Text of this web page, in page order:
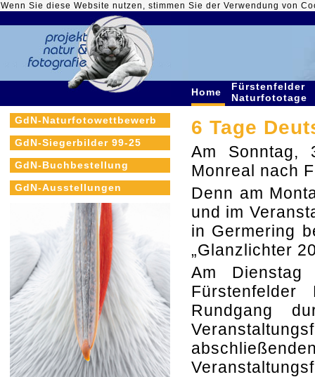
Wenn Sie diese Website nutzen, stimmen Sie der Verwendung von
Home
Fürstenfelder
Naturfototage
GdN-Naturfotowettbewerb
GdN-Siegerbilder 99-25
GdN-Buchbestellung
GdN-Ausstellungen
6 Tage
Am Sonntag,
Monreal nach
Denn am
und im
in Germering
„Glanzlichter
Am
Rundgang